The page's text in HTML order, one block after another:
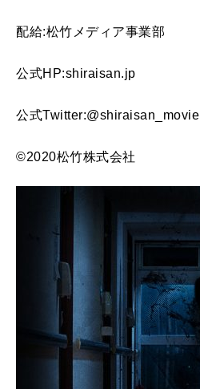
配給:松竹メディア事業部
公式HP:shiraisan.jp
公式Twitter:@shiraisan_movie
©2020松竹株式会社